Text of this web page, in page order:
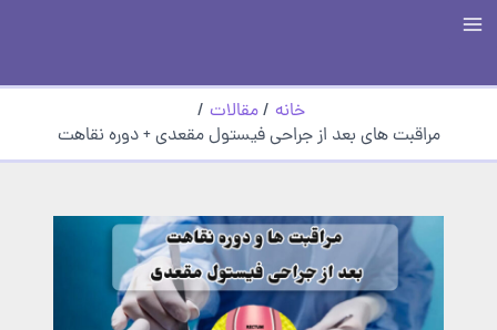
پرش
محتوا
Menu
خانه
مقالات
مراقبت های بعد از جراحی فیستول مقعدی + دوره نقاهت